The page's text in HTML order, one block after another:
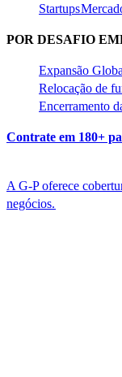
Startups​​
POR DESAFIO
Expansão
Relocação de
Encerramento
Contrate em 180+
A G-P oferece
negócios.​​